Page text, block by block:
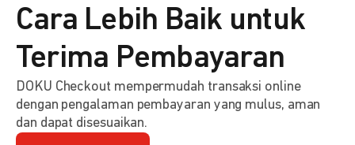
Cara Lebih Baik untuk
Terima Pembayaran
DOKU Checkout mempermudah transaksi online
dengan pengalaman pembayaran yang mulus, aman
dan dapat disesuaikan.